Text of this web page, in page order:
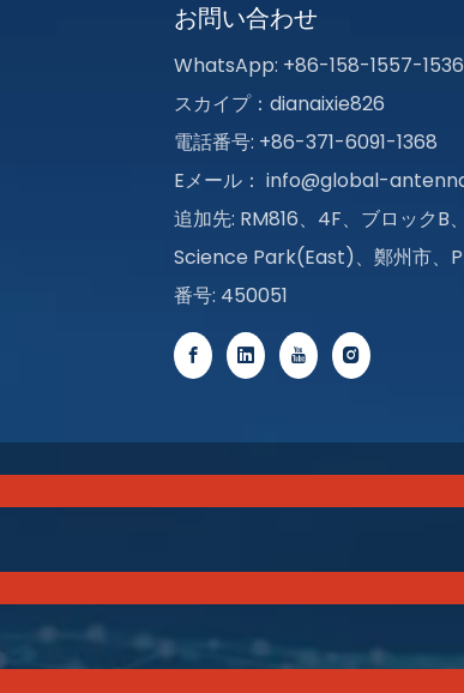
お問い合わせ
WhatsApp: +86-158-1557-1536
スカイプ：dianaixie826
電話番号: +86-371-6091-1368
Eメール： info@global-
追加先: RM816、4F、ブロックB
Science Park(East)、鄭州市、
番号: 450051